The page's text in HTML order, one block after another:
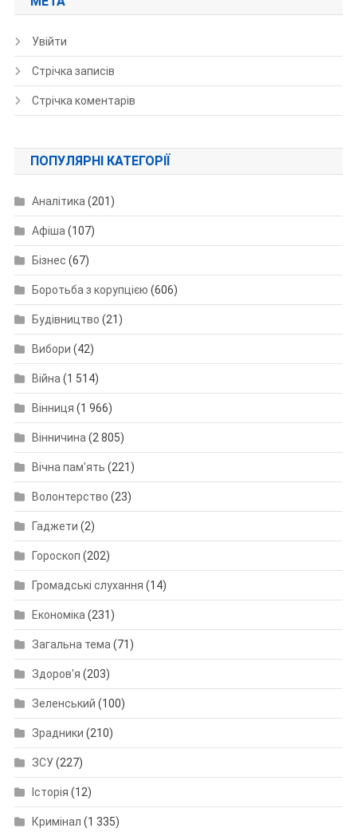
Увійти
Стрічка записів
Стрічка коментарів
ПОПУЛЯРНІ КАТЕГОРІЇ
Аналітика (201)
Афіша (107)
Бізнес (67)
Боротьба з корупцією (606)
Будівництво (21)
Вибори (42)
Війна (1 514)
Вінниця (1 966)
Вінничина (2 805)
Вічна пам'ять (221)
Волонтерство (23)
Гаджети (2)
Гороскоп (202)
Громадські слухання (14)
Економіка (231)
Загальна тема (71)
Здоров'я (203)
Зеленський (100)
Зрадники (210)
ЗСУ(227)
Історія (12)
Кримінал (1 335)